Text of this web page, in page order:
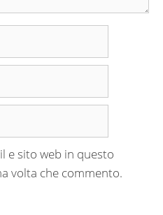
e sito web in questo
volta che commento.